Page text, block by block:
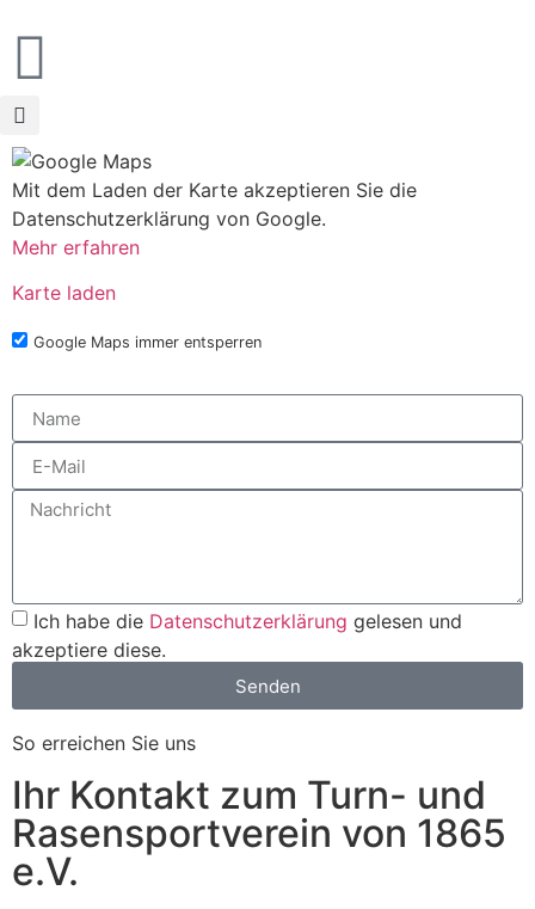
Mit dem Laden der Karte akzeptieren Sie die
Datenschutzerklärung von Google.
Mehr erfahren
Karte laden
Google Maps immer entsperren
Ich habe die Datenschutzerklärung gelesen und
akzeptiere diese.
Senden
So erreichen Sie uns
Ihr Kontakt zum Turn- und
Rasensportverein von 1865
e.V.